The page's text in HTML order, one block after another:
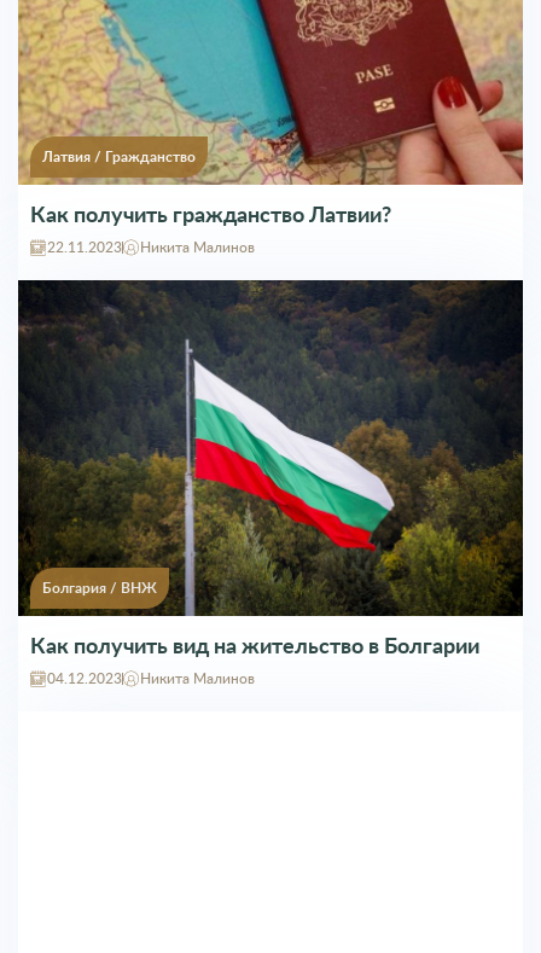
Латвия / Гражданство
Как получить гражданство Латвии?
22.11.2023 Никита Малинов
Болгария / ВНЖ
Как получить вид на жительство в Болгарии
04.12.2023 Никита Малинов